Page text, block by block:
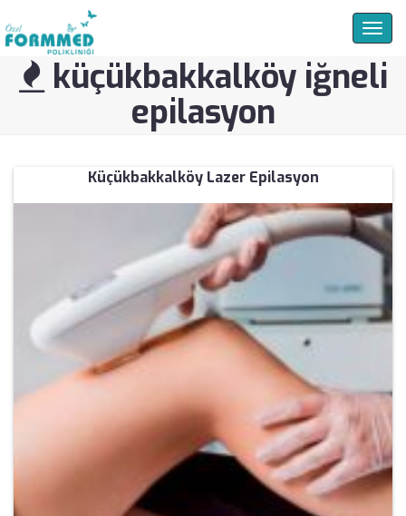
küçükbakkalköy iğneli
epilasyon
Küçükbakkalköy Lazer Epilasyon